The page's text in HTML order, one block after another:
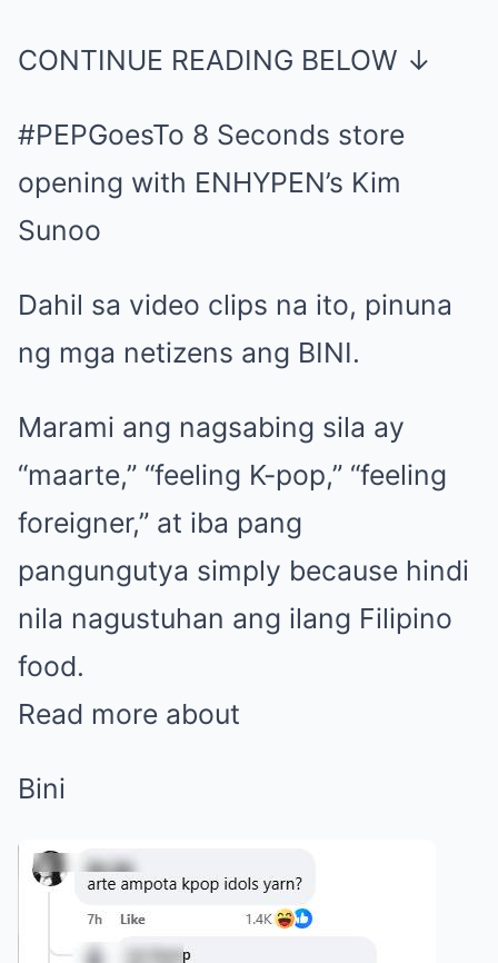
CONTINUE READING BELOW ↓
#PEPGoesTo 8 Seconds store
opening with ENHYPEN’s Kim
Sunoo
Dahil sa video clips na ito, pinuna
ng mga netizens ang BINI.
Marami ang nagsabing sila ay
“maarte,” “feeling K-pop,” “feeling
foreigner,” at iba pang
pangungutya simply because hindi
nila nagustuhan ang ilang Filipino
food.
Read more about
Bini